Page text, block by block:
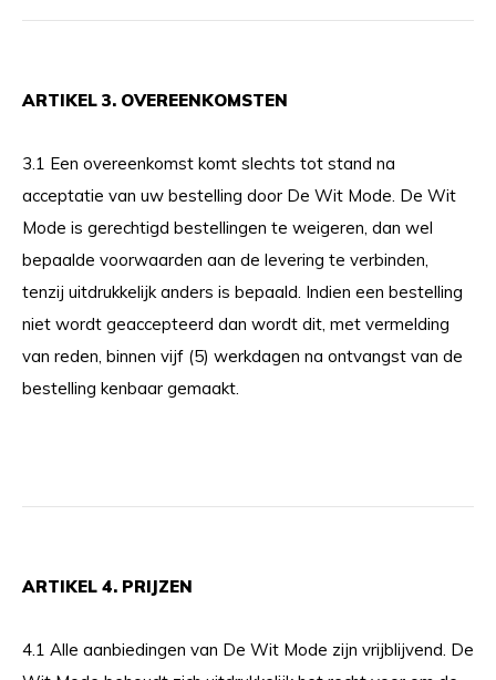
ARTIKEL 3. OVEREENKOMSTEN
3.1 Een overeenkomst komt slechts tot stand na
acceptatie van uw bestelling door De Wit Mode. De Wit
Mode is gerechtigd bestellingen te weigeren, dan wel
bepaalde voorwaarden aan de levering te verbinden,
tenzij uitdrukkelijk anders is bepaald. Indien een bestelling
niet wordt geaccepteerd dan wordt dit, met vermelding
van reden, binnen vijf (5) werkdagen na ontvangst van de
bestelling kenbaar gemaakt.
ARTIKEL 4. PRIJZEN
4.1 Alle aanbiedingen van De Wit Mode zijn vrijblijvend. De